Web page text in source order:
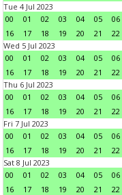
Tue 4 Jul 2023
00
01 02 03 04 05 06
16
17 18 19 20 21 22
Wed 5 Jul 2023
00
01 02 03 04 05 06
16
17 18 19 20 21 22
Thu 6 Jul 2023
00
01 02 03 04 05 06
16
17 18 19 20 21 22
Fri 7 Jul 2023
00
01 02 03 04 05 06
16
17 18 19 20 21 22
Sat 8 Jul 2023
00
01 02 03 04 05 06
16
17 18 19 20 21 22